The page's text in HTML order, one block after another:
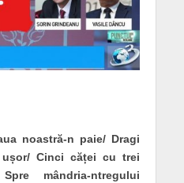
noastră-n paie/ Dragi
Cinci căței cu trei
mândria-ntregului